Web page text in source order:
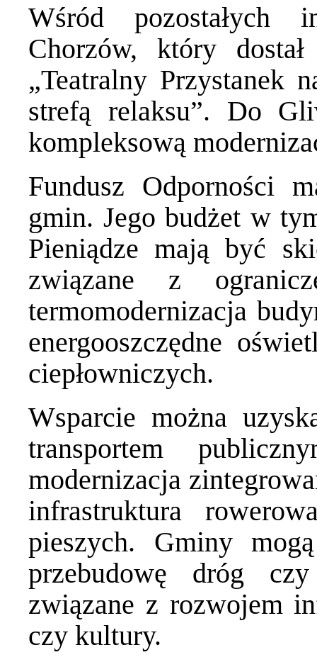
Wśród pozostałych
Chorzów, który
„Teatralny Przystanek
strefą relaksu”. Do
kompleksową
Fundusz Odporności
gmin. Jego budżet w
Pieniądze mają być
związane z
termomodernizacja
energooszczędne
ciepłowniczych.
Wsparcie można
transportem
modernizacja
infrastruktura
pieszych. Gminy
przebudowę dróg
związane z rozwojem
czy kultury.